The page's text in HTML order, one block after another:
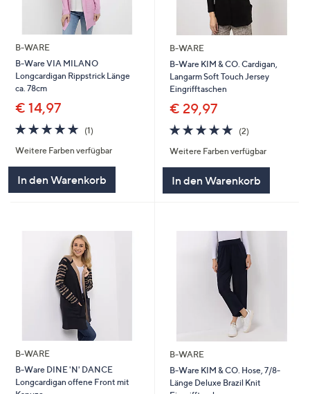
B-WARE
B-Ware VIA MILANO
Longcardigan Rippstrick Länge
ca. 78cm
€ 14,97
5.0
von
5
(1)1
Weitere Farben verfügbar
In den Warenkorb
B-WARE
B-Ware KIM & CO. Cardigan,
Langarm Soft Touch Jersey
Eingrifftaschen
€ 29,97
5.0
von
5
(2)2
Weitere Farben verfügbar
In den Warenkorb
B-WARE
B-Ware DINE 'N' DANCE
Longcardigan offene Front mit
B-WARE
B-Ware KIM & CO. Hose, 7/8-
Länge Deluxe Brazil Knit